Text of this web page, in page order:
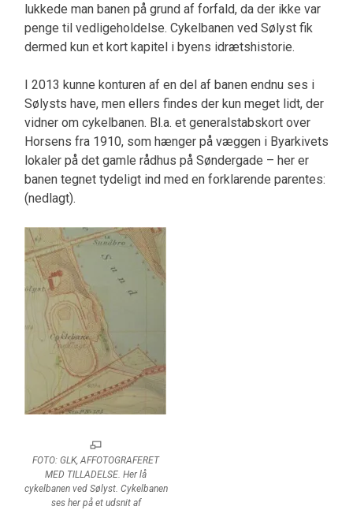
lukkede man banen på grund af forfald, da der ikke var
penge til vedligeholdelse. Cykelbanen ved Sølyst fik
dermed kun et kort kapitel i byens idrætshistorie.
I 2013 kunne konturen af en del af banen endnu ses i
Sølysts have, men ellers findes der kun meget lidt, der
vidner om cykelbanen. Bl.a. et generalstabskort over
Horsens fra 1910, som hænger på væggen i Byarkivets
lokaler på det gamle rådhus på Søndergade – her er
banen tegnet tydeligt ind med en forklarende parentes:
(nedlagt).
FOTO: GLK, AFFOTOGRAFERET
MED TILLADELSE. Her lå
cykelbanen ved Sølyst. Cykelbanen
ses her på et udsnit af